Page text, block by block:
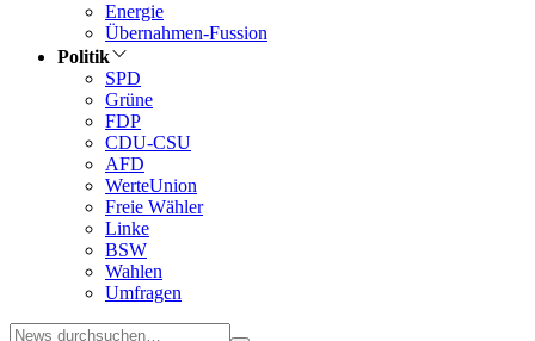
Energie
Übernahmen-Fussion
Politik
SPD
Grüne
FDP
CDU-CSU
AFD
WerteUnion
Freie Wähler
Linke
BSW
Wahlen
Umfragen